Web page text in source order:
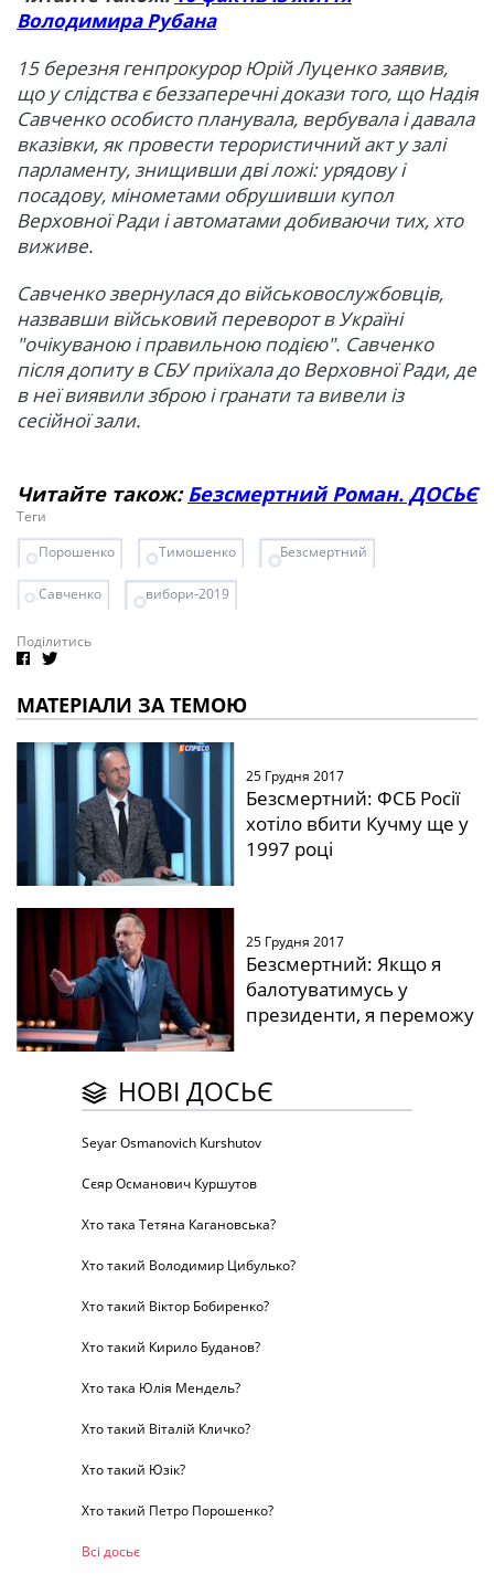
Володимира Рубана
15 березня генпрокурор Юрій Луценко заявив,
що у слідства є беззаперечні докази того, що Надія
Савченко особисто планувала, вербувала і давала
вказівки, як провести терористичний акт у залі
парламенту, знищивши дві ложі: урядову і
посадову, мінометами обрушивши купол
Верховної Ради і автоматами добиваючи тих, хто
виживе.
Савченко звернулася до військовослужбовців,
назвавши військовий переворот в Україні
"очікуваною і правильною подією". Савченко
після допиту в СБУ приїхала до Верховної Ради, де
в неї виявили зброю і гранати та вивели із
сесійної зали.
Читайте також:Безсмертний Роман. ДОСЬЄ
Теги
Порошенко
Тимошенко Безсмертний
Савченко вибори-2019
Поділитись
МАТЕРІАЛИ ЗА ТЕМОЮ
25 Грудня 2017
Безсмертний: ФСБ Росії
хотіло вбити Кучму ще у
1997 році
25 Грудня 2017
Безсмертний: Якщо я
балотуватимусь у
президенти, я переможу
НОВІ ДОСЬЄ
Seyar Osmanovich Kurshutov
Сєяр Османович Куршутов
Хто така Тетяна Кагановська?
Хто такий Володимир Цибулько?
Хто такий Віктор Бобиренко?
Хто такий Кирило Буданов?
Хто така Юлія Мендель?
Хто такий Віталій Кличко?
Хто такий Юзік?
Хто такий Петро Порошенко?
Всі досьє